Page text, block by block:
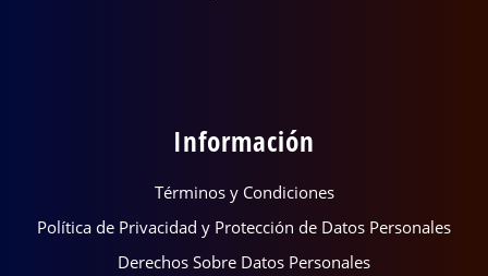
Información
Términos y Condiciones
Política de Privacidad y Protección de Datos Personales
Derechos Sobre Datos Personales